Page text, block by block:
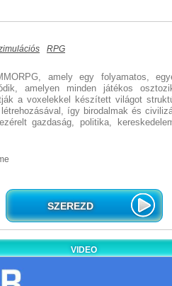
RPG
amely egy folyamatos,
amelyen minden játékos
a voxelekkel készített világot
így birodalmak és
gazdaság, politika,
SZEREZD
VIDEO